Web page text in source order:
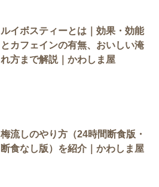
ルイボスティーとは｜効果・効能
とカフェインの有無、おいしい淹
れ方まで解説｜かわしま屋
梅流しのやり方（24時間断食版・
断食なし版）を紹介｜かわしま屋